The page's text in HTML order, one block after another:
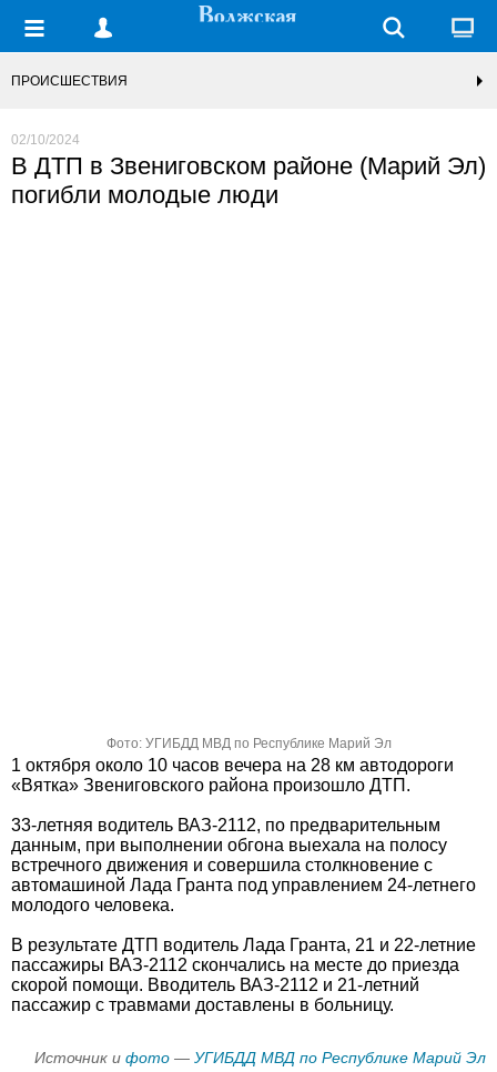
ПРОИСШЕСТВИЯ
02/10/2024
В ДТП в Звениговском районе (Марий Эл)
погибли молодые люди
Фото: УГИБДД МВД по Республике Марий Эл
1 октября около 10 часов вечера на 28 км автодороги
«Вятка» Звениговского района произошло ДТП.
33-летняя водитель ВАЗ-2112, по предварительным
данным, при выполнении обгона выехала на полосу
встречного движения и совершила столкновение с
автомашиной Лада Гранта под управлением 24-летнего
молодого человека.
В результате ДТП водитель Лада Гранта, 21 и 22-летние
пассажиры ВАЗ-2112 скончались на месте до приезда
скорой помощи. Вводитель ВАЗ-2112 и 21-летний
пассажир с травмами доставлены в больницу.
Источник и фото — УГИБДД МВД по Республике Марий Эл